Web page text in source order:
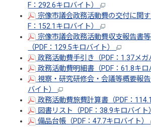
F：292.6キロバイト）
宗像市議会政務活動費の交付に関
F：152.1キロバイト）
宗像市議会政務活動費収支報告書
（PDF：129.5キロバイト）
政務活動費手引き（PDF：1.37メ
政務活動費明細書（PDF：61.8キ
視察・研究研修会・会議等概要報
バイト）
政務活動費旅費計算書（PDF：
図書リスト（PDF：38.9キロバイ
備品台帳（PDF：47.7キロバイト）